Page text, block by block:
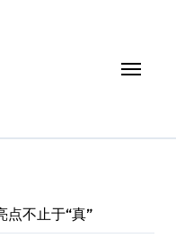
点不止于“真”